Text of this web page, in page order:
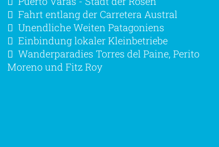
Puerto Varas - Stadt der Rosen
Fahrt entlang der Carretera Austral
Unendliche Weiten Patagoniens
Einbindung lokaler Kleinbetriebe
Wanderparadies Torres del Paine, Perito
Moreno und Fitz Roy